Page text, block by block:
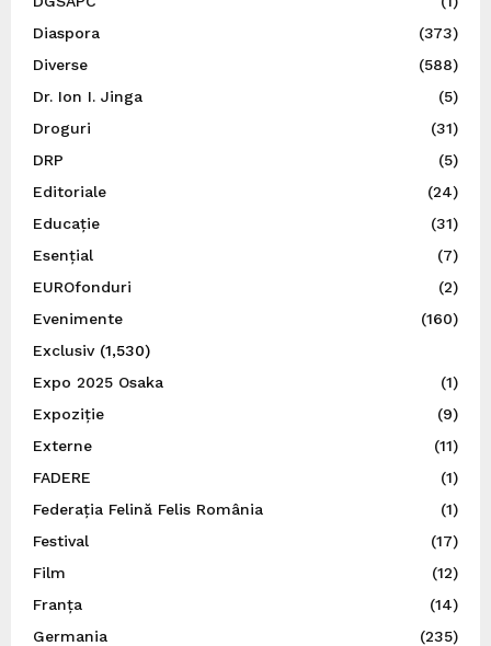
Diaspora
(373)
Diverse
(588)
Dr. Ion I. Jinga
(5)
Droguri
(31)
DRP
(5)
Editoriale
(24)
Educație
(31)
Esențial
(7)
EUROfonduri
(2)
Evenimente
(160)
Exclusiv(1,530)
Expo 2025 Osaka
(1)
Expoziție
(9)
Externe
(11)
FADERE
(1)
Federația Felină Felis România
(1)
Festival
(17)
Film
(12)
Franța
(14)
Germania
(235)